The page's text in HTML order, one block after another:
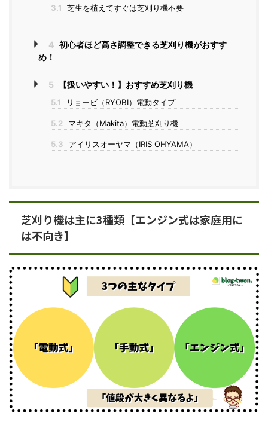
3.1 芝生を植えてすぐは芝刈り機不要
4 初心者ほど高さ調整できる芝刈り機がおすす
め！
5 【扱いやすい！】おすすめ芝刈り機
5.1 リョービ（RYOBI）電動タイプ
5.2 マキタ（Makita）電動芝刈り機
5.3 アイリスオーヤマ（IRIS OHYAMA）
芝刈り機は主に3種類【エンジン式は家庭用に
は不向き】